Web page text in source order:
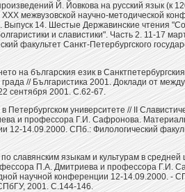
Й. Йовкова на русский язык (к
межвузовской научно-методической
Выпуск 14. Шестые Державинские чтения
и славистики". Часть 2. 11-17
факультет Санкт-Петербургского
на българския език в
// Българистика 2001. Доклади от
сентября 2001. С.62-67.
Петербургском университете // II
и профессора Г.И. Сафронова.
12-14.09.2000. СПб.: Филологический
славянским языкам и культурам в средней
П.А. Дмитриева и профессора Г.И.
научной конференции 12-14.09.2000. -
2001. С.144-146.